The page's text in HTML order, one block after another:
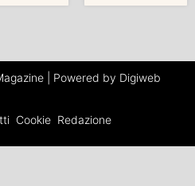
| Powered by Digiweb
Cookie Redazione